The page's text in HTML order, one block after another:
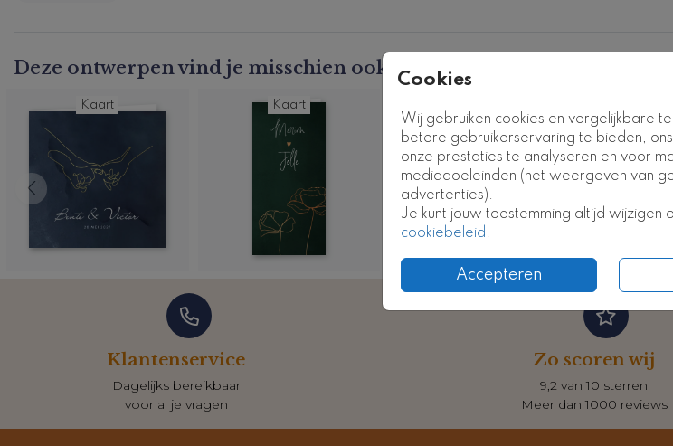
Cookies
Wij gebruiken cookies en vergelijkbare
betere gebruikerservaring te bieden,
onze prestaties te analyseren en voor
mediadoeleinden (het weergeven van
advertenties).
Je kunt jouw toestemming altijd wijzigen
cookiebeleid.
Accepteren
Deze ontwerpen vind je misschien ook leuk
Kaart Kaart
Klantenservice
Dagelijks bereikbaar
voor al je vragen
Zo scoren wij
9,2 van 10 sterren
Meer dan 1000 reviews